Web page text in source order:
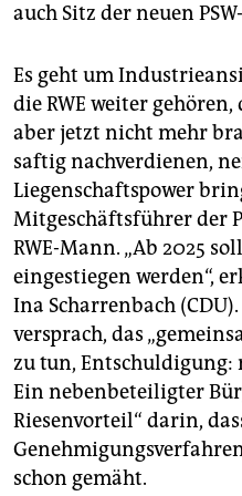
auch Sitz der neuen
Es geht um
die RWE weiter
aber jetzt nicht mehr
saftig nachverdienen,
Liegenschaftspower
Mitgeschäftsführer der
RWE-Mann. „Ab 2025
eingestiegen werden“,
Ina Scharrenbach
versprach, das
zu tun,
Ein nebenbeteiligter
Riesenvorteil“ darin,
schon gemäht.